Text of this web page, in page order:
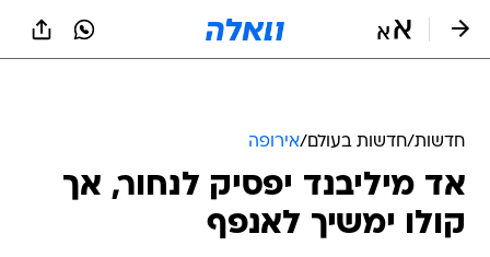
חדשות/חדשות בעולם/אירופה
אד מיליבנד יפסיק לנחור, אך
קולו ימשיך לאנפף